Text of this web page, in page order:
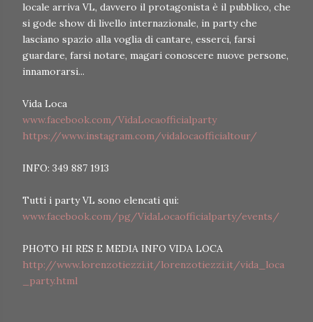
locale arriva VL, davvero il protagonista è il pubblico, che
si gode show di livello internazionale, in party che
lasciano spazio alla voglia di cantare, esserci, farsi
guardare, farsi notare, magari conoscere nuove persone,
innamorarsi...
Vida Loca
www.facebook.com/VidaLocaofficialparty
https://www.instagram.com/vidalocaofficialtour/
INFO: 349 887 1913
Tutti i party VL sono elencati qui:
www.facebook.com/pg/VidaLocaofficialparty/events/
PHOTO HI RES E MEDIA INFO VIDA LOCA
http://www.lorenzotiezzi.it/lorenzotiezzi.it/vida_loca
_party.html